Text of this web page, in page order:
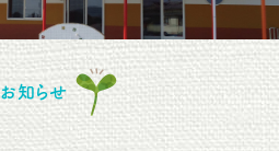
n
お知らせ